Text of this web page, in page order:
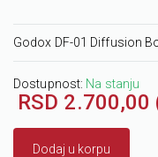
Godox DF-01 Diffusion
Dostupnost: Na stanju
RSD 2.700,00
Dodaj u korpu